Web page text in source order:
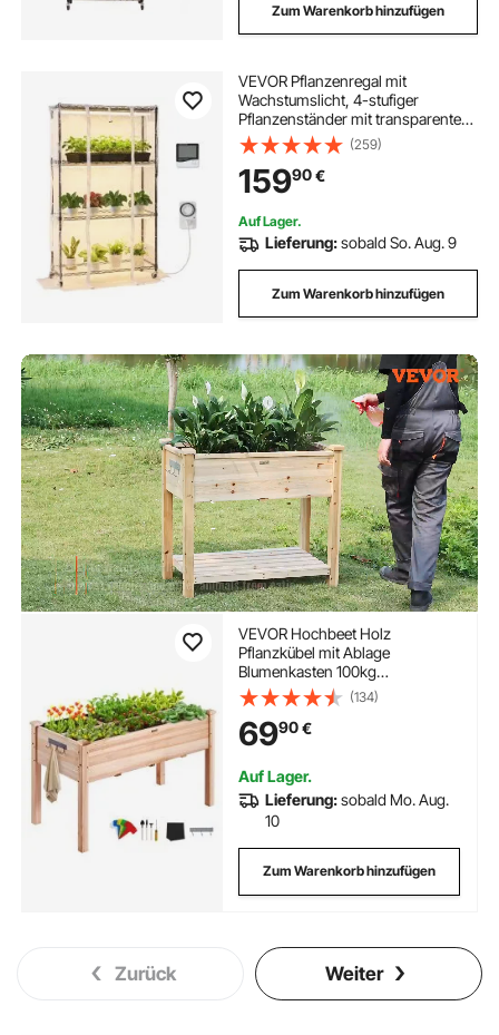
Zum Warenkorb hinzufügen
VEVOR Pflanzenregal mit
Wachstumslicht, 4-stufiger
Pflanzenständer mit transparenter
Abdeckung, Timer & Hygrometer,
180W Vollspektrum-Lichter,
Blumenregal für Zimmerpflanzen
90x35x150 cm
(259)
15990€
Auf Lager.
Lieferung:sobald So. Aug. 9
Zum Warenkorb hinzufügen
VEVOR Hochbeet Holz
Pflanzkübel mit Ablage
Blumenkasten 100kg
Tragfähigkeit Garten
Pflanzkasten Terrassen
Gemüsebeet Gartenbeet
Pflanzbeet 120x58x76cm ideal
für den Anbau von Gemüse Obst
Kräutern
(134)
6990€
Auf Lager.
Lieferung:sobald Mo. Aug.
10
Zum Warenkorb hinzufügen
Zurück Weiter